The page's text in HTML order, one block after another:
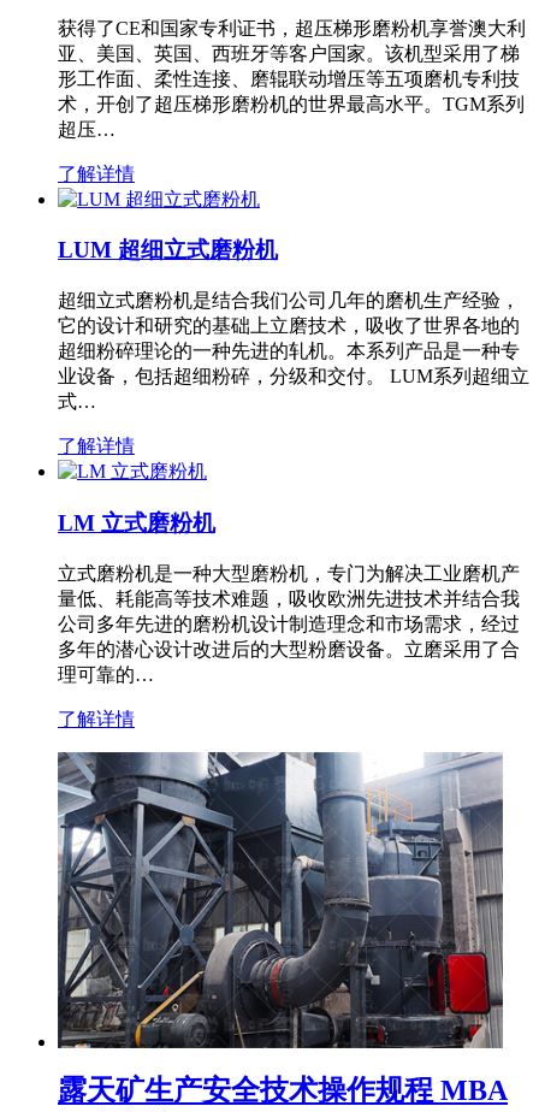
获得了CE和国家专利证书，超压梯形磨粉机享誉澳大利
亚、美国、英国、西班牙等客户国家。该机型采用了梯
形工作面、柔性连接、磨辊联动增压等五项磨机专利技
术，开创了超压梯形磨粉机的世界最高水平。TGM系列
超压…
了解详情
LUM 超细立式磨粉机
超细立式磨粉机是结合我们公司几年的磨机生产经验，
它的设计和研究的基础上立磨技术，吸收了世界各地的
超细粉碎理论的一种先进的轧机。本系列产品是一种专
业设备，包括超细粉碎，分级和交付。 LUM系列超细立
式…
了解详情
LM 立式磨粉机
立式磨粉机是一种大型磨粉机，专门为解决工业磨机产
量低、耗能高等技术难题，吸收欧洲先进技术并结合我
公司多年先进的磨粉机设计制造理念和市场需求，经过
多年的潜心设计改进后的大型粉磨设备。立磨采用了合
理可靠的…
了解详情
露天矿生产安全技术操作规程 MBA